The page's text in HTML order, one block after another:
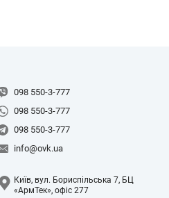
098 550-3-777
098 550-3-777
098 550-3-777
info@ovk.ua
Київ, вул. Бориспільська 7, БЦ
«АрмТек», офіс 277